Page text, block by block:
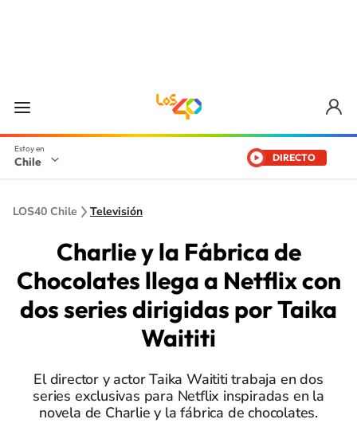
Chile DIRECTO
LOS40 Chile Televisión
Charlie y la Fábrica de
Chocolates llega a Netflix con
dos series dirigidas por Taika
Waititi
El director y actor Taika Waititi trabaja en dos
series exclusivas para Netflix inspiradas en la
novela de Charlie y la fábrica de chocolates.